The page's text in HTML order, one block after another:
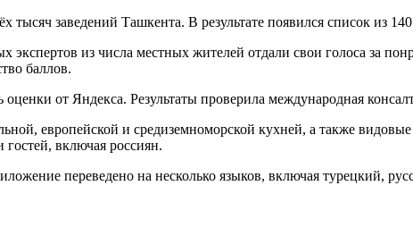
тысяч заведений Ташкента. В результате появился список из
экспертов из числа местных жителей отдали свои голоса за
баллов.
оценки от Яндекса. Результаты проверила международная
европейской и средиземноморской кухней, а также
включая россиян.
переведено на несколько языков, включая турецкий,